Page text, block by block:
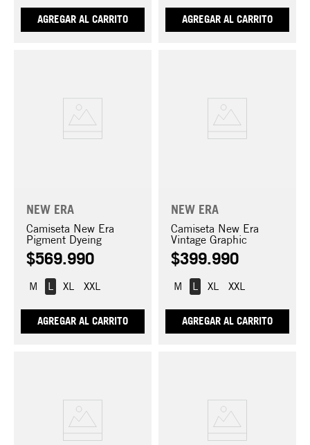
AGREGAR AL CARRITO AGREGAR AL CARRITO
NEW ERA
Camiseta New Era
Pigment Dyeing
$569.990
L
M XL XXL
AGREGAR AL CARRITO
NEW ERA
Camiseta New Era
Vintage Graphic
$399.990
L
M XL XXL
AGREGAR AL CARRITO